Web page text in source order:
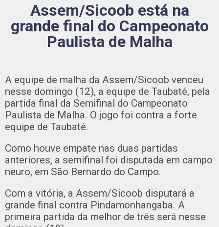
Assem/Sicoob está na
grande final do Campeonato
Paulista de Malha
A equipe de malha da Assem/Sicoob venceu
nesse domingo (12), a equipe de Taubaté, pela
partida final da Semifinal do Campeonato
Paulista de Malha. O jogo foi contra a forte
equipe de Taubaté.
Como houve empate nas duas partidas
anteriores, a semifinal foi disputada em campo
neuro, em São Bernardo do Campo.
Com a vitória, a Assem/Sicoob disputará a
grande final contra Pindamonhangaba. A
primeira partida da melhor de três será nesse